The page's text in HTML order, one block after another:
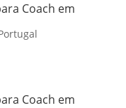
Coach em
Coach em